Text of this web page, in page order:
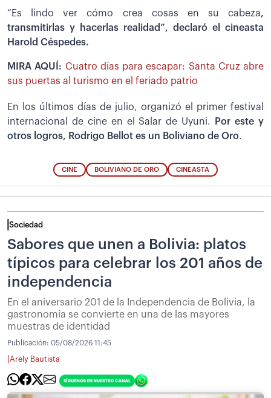
“Es lindo ver cómo crea cosas en su cabeza,
transmitirlas y hacerlas realidad”, declaró el cineasta
Harold Céspedes.
MIRA AQUÍ: Cuatro días para escapar: Santa Cruz abre
sus puertas al turismo en el feriado patrio
En los últimos días de julio, organizó el primer festival
internacional de cine en el Salar de Uyuni.
Por este y
otros logros, Rodrigo Bellot es un Boliviano de Oro.
CINE BOLIVIANO DE ORO CINEASTA
Sociedad
Sabores que unen a Bolivia: platos
típicos para celebrar los 201 años de
independencia
En el aniversario 201 de la Independencia de Bolivia, la
gastronomía se convierte en una de las mayores
muestras de identidad
Publicación: 05/08/2026 11:45
Arely Bautista